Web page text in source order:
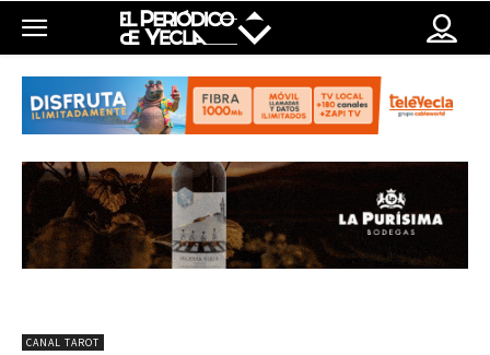
CANAL TAROT